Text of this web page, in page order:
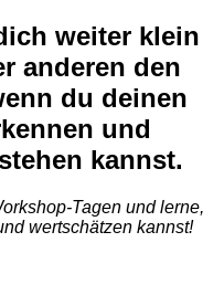
weiter klein
anderen den
du deinen
und
kannst.
Tagen und lerne,
wertschätzen kannst!